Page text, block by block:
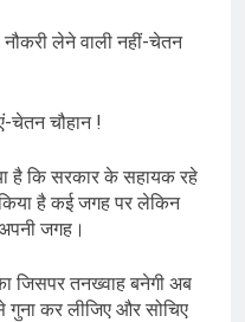
लेने वाली नहीं-चेतन
चेतन चौहान !
है कि सरकार के सहायक रहे
है कई जगह पर लेकिन
जगह।
जिसपर तनख्वाह बनेगी अब
कर लीजिए और सोचिए